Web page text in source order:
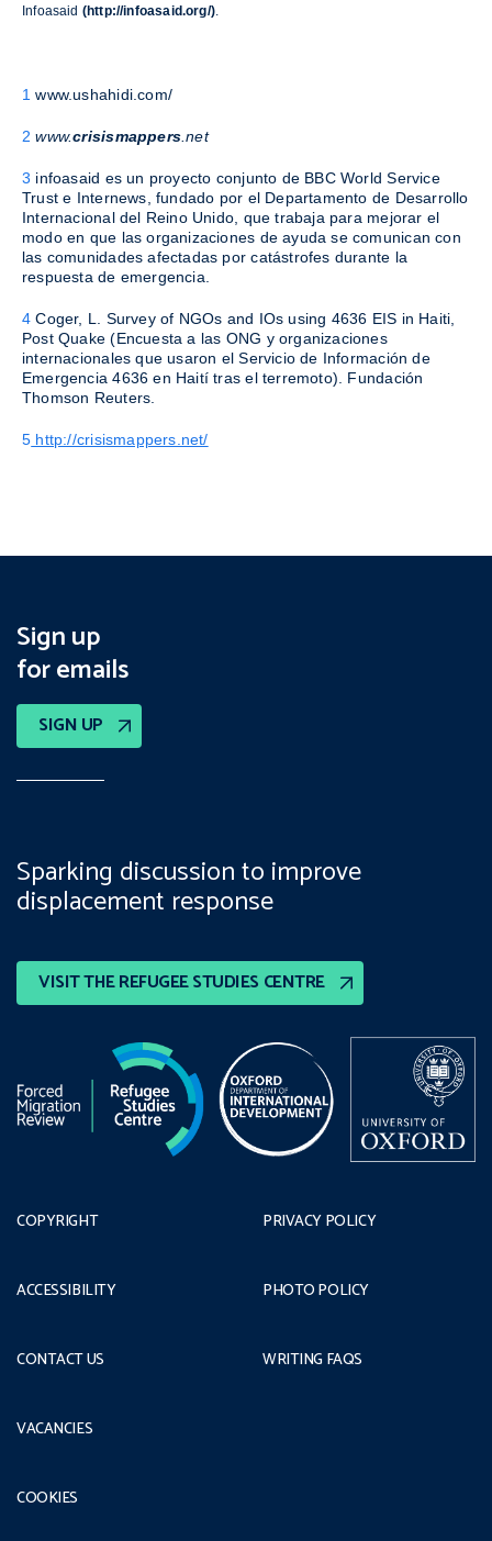
Infoasaid (http://infoasaid.org/).
1 www.ushahidi.com/
2 www.crisismappers .net
3 infoasaid es un proyecto conjunto de BBC World Service
Trust e Internews, fundado por el Departamento de Desarrollo
Internacional del Reino Unido, que trabaja para mejorar el
modo en que las organizaciones de ayuda se comunican con
las comunidades afectadas por catástrofes durante la
respuesta de emergencia.
4 Coger, L. Survey of NGOs and IOs using 4636 EIS in Haiti,
Post Quake (Encuesta a las ONG y organizaciones
internacionales que usaron el Servicio de Información de
Emergencia 4636 en Haití tras el terremoto). Fundación
Thomson Reuters.
5 http://crisismappers.net/
Sign up
for emails
SIGN UP
VISIT THE REFUGEE STUDIES CENTRE
Sparking discussion to improve
displacement response
COPYRIGHT
ACCESSIBILITY
CONTACT US
PRIVACY POLICY
PHOTO POLICY
WRITING FAQS
VACANCIES
COOKIES